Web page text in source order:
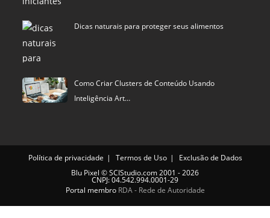
Dicas naturais para proteger seus alimentos
Como Criar Clusters de Conteúdo Usando
Inteligência Art…
Política de privacidade Termos de Uso
Exclusão de Dados
Blu Pixel ©SCIStudio.com2001 - 2026
CNPJ: 04.542.994.0001-29
Portal membro RDA - Rede de Autoridade